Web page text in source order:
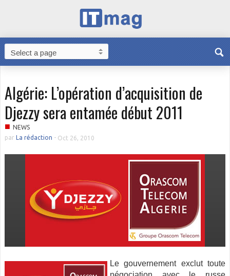
Algérie: L’opération d’acquisition de
Djezzy sera entamée début 2011
■ NEWS
par La rédaction - Oct 26, 2010
Le gouvernement exclut toute